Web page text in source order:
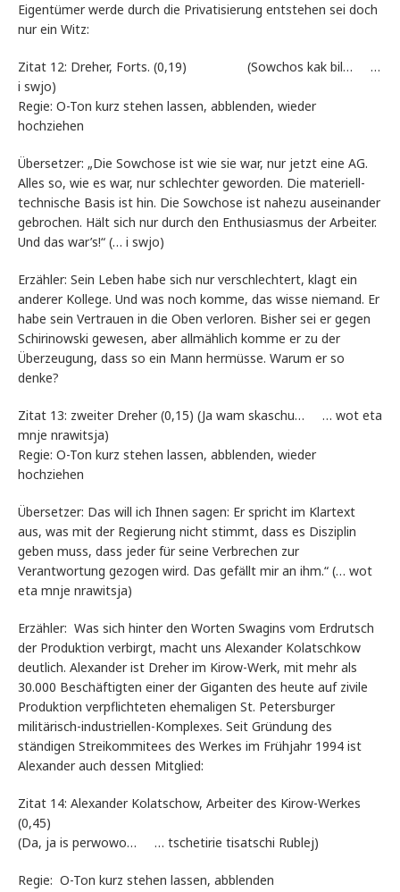
Eigentümer werde durch die Privatisierung entstehen sei doch
nur ein Witz:
Zitat 12: Dreher, Forts. (0,19) (Sowchos kak bil… …
i swjo)
Regie: O-Ton kurz stehen lassen, abblenden, wieder
hochziehen
Übersetzer: „Die Sowchose ist wie sie war, nur jetzt eine AG.
Alles so, wie es war, nur schlechter geworden. Die materiell-
technische Basis ist hin. Die Sowchose ist nahezu auseinander
gebrochen. Hält sich nur durch den Enthusiasmus der Arbeiter.
Und das war’s!“ (… i swjo)
Erzähler: Sein Leben habe sich nur verschlechtert, klagt ein
anderer Kollege. Und was noch komme, das wisse niemand. Er
habe sein Vertrauen in die Oben verloren. Bisher sei er gegen
Schirinowski gewesen, aber allmählich komme er zu der
Überzeugung, dass so ein Mann hermüsse. Warum er so
denke?
Zitat 13: zweiter Dreher (0,15) (Ja wam skaschu… … wot eta
mnje nrawitsja)
Regie: O-Ton kurz stehen lassen, abblenden, wieder
hochziehen
Übersetzer: Das will ich Ihnen sagen: Er spricht im Klartext
aus, was mit der Regierung nicht stimmt, dass es Disziplin
geben muss, dass jeder für seine Verbrechen zur
Verantwortung gezogen wird. Das gefällt mir an ihm.“ (… wot
eta mnje nrawitsja)
Erzähler: Was sich hinter den Worten Swagins vom Erdrutsch
der Produktion verbirgt, macht uns Alexander Kolatschkow
deutlich. Alexander ist Dreher im Kirow-Werk, mit mehr als
30.000 Beschäftigten einer der Giganten des heute auf zivile
Produktion verpflichteten ehemaligen St. Petersburger
militärisch-industriellen-Komplexes. Seit Gründung des
ständigen Streikommitees des Werkes im Frühjahr 1994 ist
Alexander auch dessen Mitglied:
Zitat 14: Alexander Kolatschow, Arbeiter des Kirow-Werkes
(0,45)
(Da, ja is perwowo… … tschetirie tisatschi Rublej)
Regie: O-Ton kurz stehen lassen, abblenden